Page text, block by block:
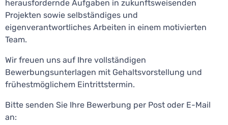
herausfordernde Aufgaben in zukunftsweisenden
Projekten sowie selbständiges und
eigenverantwortliches Arbeiten in einem motivierten
Team.
Wir freuen uns auf Ihre vollständigen
Bewerbungsunterlagen mit Gehaltsvorstellung und
frühestmöglichem Eintrittstermin.
Bitte senden Sie Ihre Bewerbung per Post oder E-Mail
an: